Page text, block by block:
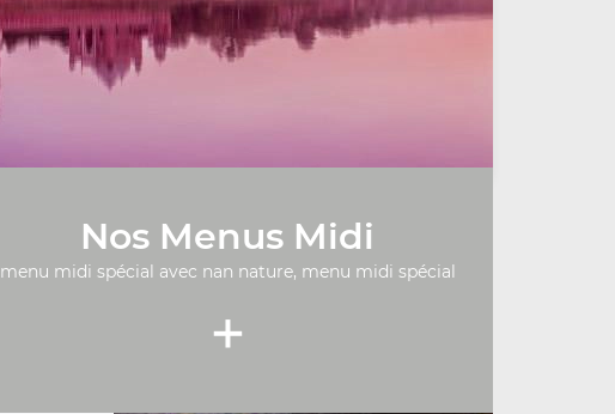
Nos Menus Midi
menu midi spécial avec nan nature, menu midi spécial
+